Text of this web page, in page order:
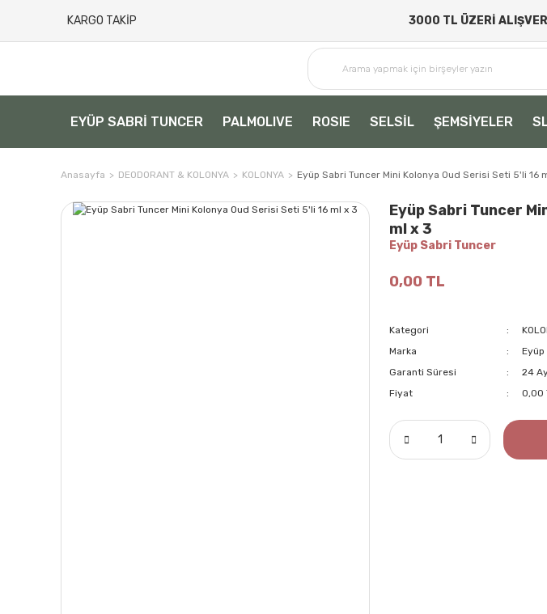
KARGO TAKİP 3000 TL ÜZERİ
EYÜP SABRİ TUNCER PALMOLIVE ROSIE SELSİL ŞEMSİYELER
Anasayfa DEODORANT & KOLONYA KOLONYA Eyüp Sabri Tuncer Mini Kolonya Oud Serisi Seti 5'li 16
Eyüp Sabri Tuncer
ml x 3
Eyüp Sabri Tuncer
0,00 TL
Kategori
Marka
Eyüp
Garanti Süresi
24
Fiyat
0,00